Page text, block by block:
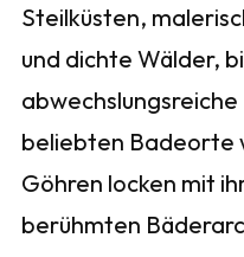
Steilküsten,
und dichte Wälder,
beliebten Badeorte
Göhren locken mit
berühmten